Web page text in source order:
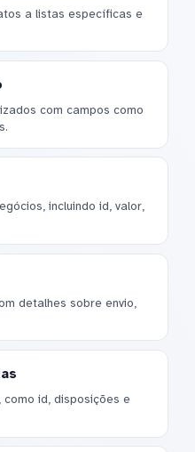
a listas específicas e
com campos como
incluindo id, valor,
detalhes sobre envio,
id, disposições e